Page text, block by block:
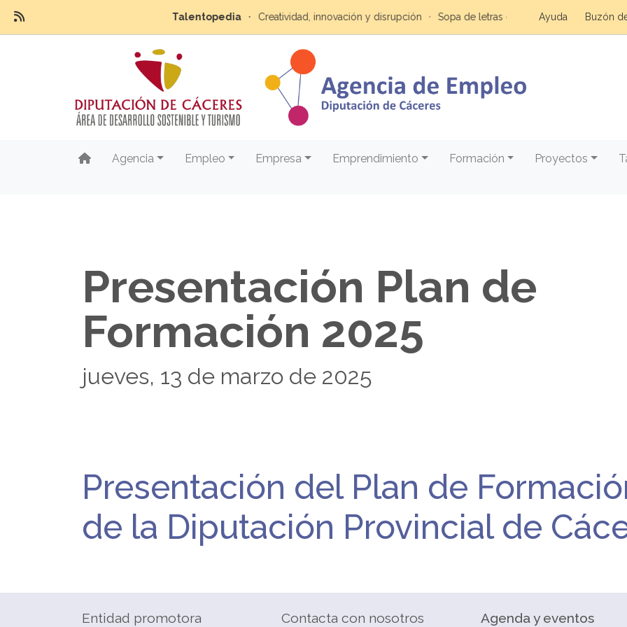
Talentopedia Creatividad, innovación y disrupción Sopa de letras de emprendimiento Claves
Ayuda Buzón
Agencia Empleo Empresa Emprendimiento Formación Proyectos
Presentación Plan de
Formación 2025
jueves, 13 de marzo de 2025
Presentación del Plan de
de la Diputación Provincial de
Entidad promotora Contacta con nosotros Agenda y eventos